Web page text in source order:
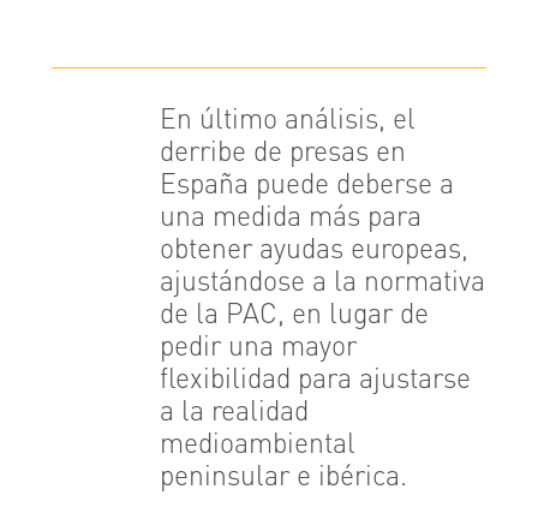
En último análisis, el
derribe de presas en
España puede deberse a
una medida más para
obtener ayudas europeas,
ajustándose a la normativa
de la PAC, en lugar de
pedir una mayor
flexibilidad para ajustarse
a la realidad
medioambiental
peninsular e ibérica.